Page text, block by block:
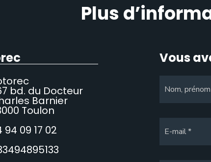
Plus
bd. du Docteur
Barnier
Toulon
94 09 17 02
Vous
Nom, prénom
E-mail